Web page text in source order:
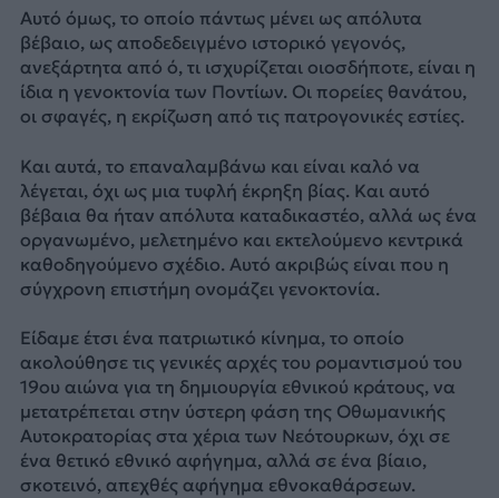
Αυτό όμως, το οποίο πάντως μένει ως απόλυτα
βέβαιο, ως αποδεδειγμένο ιστορικό γεγονός,
ανεξάρτητα από ό, τι ισχυρίζεται οιοσδήποτε, είναι η
ίδια η γενοκτονία των Ποντίων. Οι πορείες θανάτου,
οι σφαγές, η εκρίζωση από τις πατρογονικές εστίες.
Και αυτά, το επαναλαμβάνω και είναι καλό να
λέγεται, όχι ως μια τυφλή έκρηξη βίας. Και αυτό
βέβαια θα ήταν απόλυτα καταδικαστέο, αλλά ως ένα
οργανωμένο, μελετημένο και εκτελούμενο κεντρικά
καθοδηγούμενο σχέδιο. Αυτό ακριβώς είναι που η
σύγχρονη επιστήμη ονομάζει γενοκτονία.
Είδαμε έτσι ένα πατριωτικό κίνημα, το οποίο
ακολούθησε τις γενικές αρχές του ρομαντισμού του
19ου αιώνα για τη δημιουργία εθνικού κράτους, να
μετατρέπεται στην ύστερη φάση της Οθωμανικής
Αυτοκρατορίας στα χέρια των Νεότουρκων, όχι σε
ένα θετικό εθνικό αφήγημα, αλλά σε ένα βίαιο,
σκοτεινό, απεχθές αφήγημα εθνοκαθάρσεων.